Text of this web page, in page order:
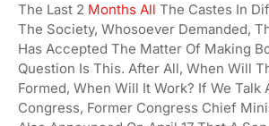
The Last 2 Months All The Castes In
The Society, Whosoever Demanded,
Has Accepted The Matter Of Making
Question Is This. After All, When Will
Formed, When Will It Work? If We Talk
Congress, Former Congress Chief